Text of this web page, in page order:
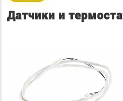
Датчики и